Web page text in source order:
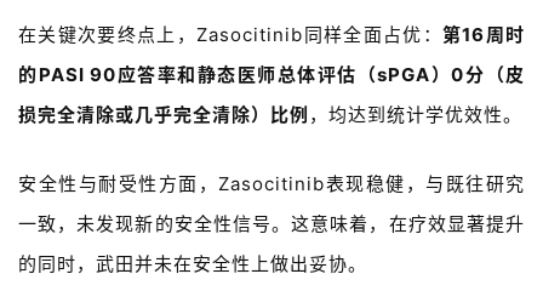
在关键次要终点上，Zasocitinib 同样全面占优： 第16 周时
的PASI 90应答率和静态医师总体评估（sPGA）0分（皮
损完全清除或几乎完全清除）比例 ，均达到统计学优效性。
安全性与耐受性方面， Zasocitinib表现稳健，与既往研究
一致，未发现新的安全性信号。这意味着，在疗效显著提升
的同时，武田并未在安全性上做出妥协。